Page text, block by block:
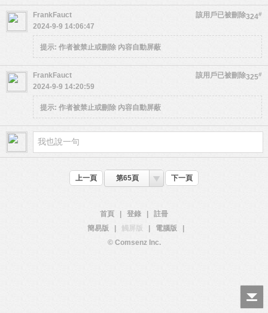
324#
FrankFauct
該用戶已被刪除
2024-9-9 14:06:47
提示: 作者被禁止或刪除 內容自動屏蔽
325#
FrankFauct
該用戶已被刪除
2024-9-9 14:20:59
提示: 作者被禁止或刪除 內容自動屏蔽
上一頁 第65頁 下一頁
首頁 登錄
註冊
簡易版
觸屏版 電腦版
© Comsenz Inc.